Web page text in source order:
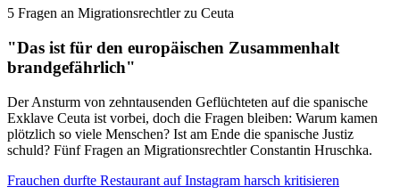
5 Fragen an Migrationsrechtler zu Ceuta
"Das ist für den europäischen Zusammenhalt
brandgefährlich"
Der Ansturm von zehntausenden Geflüchteten auf die spanische
Exklave Ceuta ist vorbei, doch die Fragen bleiben: Warum kamen
plötzlich so viele Menschen? Ist am Ende die spanische Justiz
schuld? Fünf Fragen an Migrationsrechtler Constantin Hruschka.
Frauchen durfte Restaurant auf Instagram harsch kritisieren